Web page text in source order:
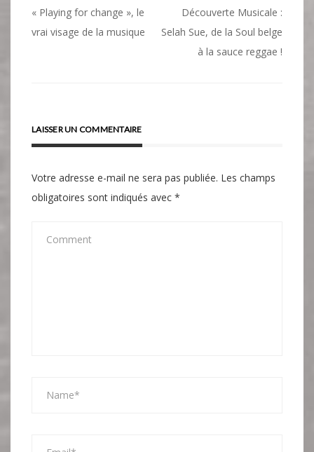
Navigation
de
« Playing for change », le
vrai visage de la musique
Découverte Musicale :
Selah Sue, de la Soul belge
à la sauce reggae !
LAISSER UN COMMENTAIRE
Votre adresse e-mail ne sera pas publiée. Les champs
obligatoires sont indiqués avec *